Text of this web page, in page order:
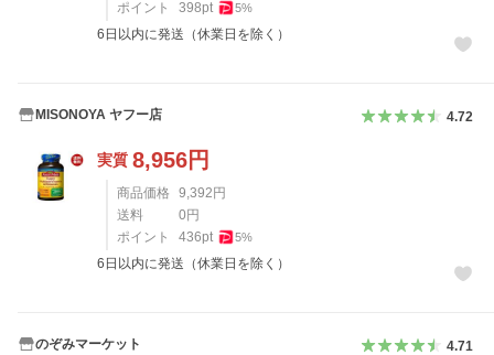
ポイント
398pt 5%
6日以内に発送（休業日を除く）
MISONOYA ヤフー店 4.72
実質 8,956円
商品価格 9,392円
送料
0円
ポイント
436pt 5%
6日以内に発送（休業日を除く）
のぞみマーケット 4.71